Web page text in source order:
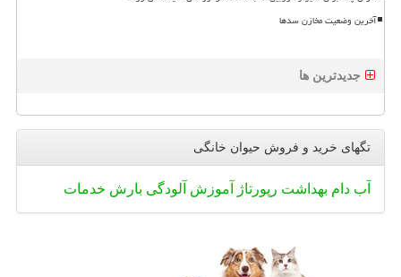
آخرین وضعیت مخازن سدها
جدیدترین ها
تگهای خرید و فروش حیوان خانگی
آب دام بهداشت رپورتاژ آموزش آلودگی بارش خدمات